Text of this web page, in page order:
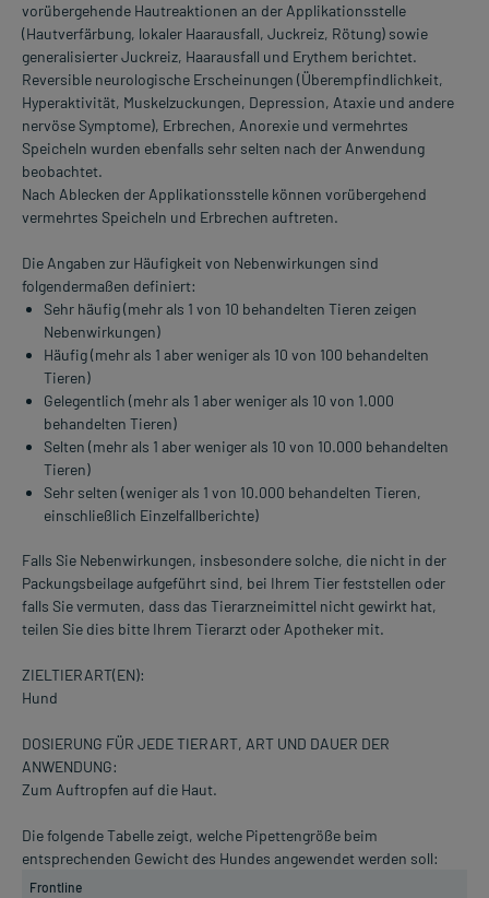
vorübergehende Hautreaktionen an der Applikationsstelle
(Hautverfärbung, lokaler Haarausfall, Juckreiz, Rötung) sowie
generalisierter Juckreiz, Haarausfall und Erythem berichtet.
Reversible neurologische Erscheinungen (Überempfindlichkeit,
Hyperaktivität, Muskelzuckungen, Depression, Ataxie und andere
nervöse Symptome), Erbrechen, Anorexie und vermehrtes
Speicheln wurden ebenfalls sehr selten nach der Anwendung
beobachtet.
Nach Ablecken der Applikationsstelle können vorübergehend
vermehrtes Speicheln und Erbrechen auftreten.
Die Angaben zur Häufigkeit von Nebenwirkungen sind
folgendermaßen definiert:
Sehr häufig (mehr als 1 von 10 behandelten Tieren zeigen
Nebenwirkungen)
Häufig (mehr als 1 aber weniger als 10 von 100 behandelten
Tieren)
Gelegentlich (mehr als 1 aber weniger als 10 von 1.000
behandelten Tieren)
Selten (mehr als 1 aber weniger als 10 von 10.000 behandelten
Tieren)
Sehr selten (weniger als 1 von 10.000 behandelten Tieren,
einschließlich Einzelfallberichte)
Falls Sie Nebenwirkungen, insbesondere solche, die nicht in der
Packungsbeilage aufgeführt sind, bei Ihrem Tier feststellen oder
falls Sie vermuten, dass das Tierarzneimittel nicht gewirkt hat,
teilen Sie dies bitte Ihrem Tierarzt oder Apotheker mit.
ZIELTIERART(EN):
Hund
DOSIERUNG FÜR JEDE TIERART, ART UND DAUER DER
ANWENDUNG:
Zum Auftropfen auf die Haut.
Die folgende Tabelle zeigt, welche Pipettengröße beim
entsprechenden Gewicht des Hundes angewendet werden soll:
Frontline